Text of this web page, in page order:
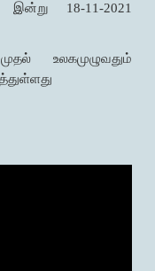
18-11-2021
உலகமுழுவதும்